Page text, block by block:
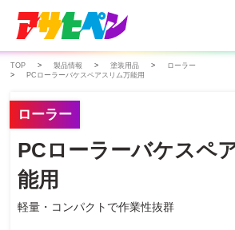
TOP 製品情報 塗装用品
ローラー
PCローラーバケスペアスリム万能用
ローラー
PCローラーバケスペ
能用
軽量・コンパクトで作業性抜群